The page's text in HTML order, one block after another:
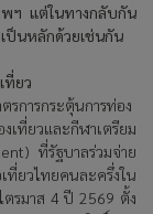
พฯ แต่ในทางกลับกัน
ป็นหลักด้วยเช่นกัน
ที่ยว
การกระตุ้นการท่อง
เที่ยวและกีฬาเตรียม
ที่รัฐบาลร่วมจ่าย
ที่ยวไทยคนละครึ่งใน
รมาส 4ปี2569 ตั้ง